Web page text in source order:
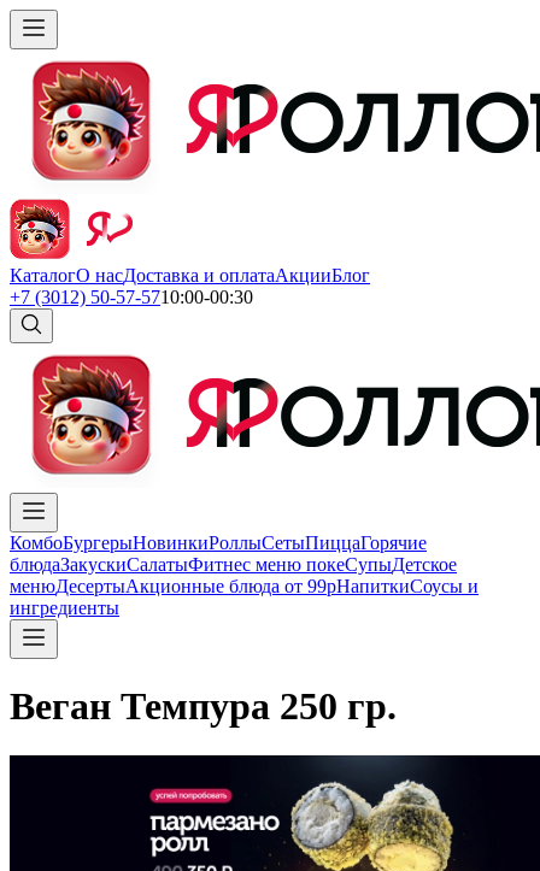
КаталогО насДоставка и оплатаАкцииБлог
+7 (3012) 50-57-5710:00-00:30
КомбоБургерыНовинкиРоллыСетыПиццаГорячие
блюдаЗакускиСалатыФитнес меню покеСупыДетское
менюДесертыАкционные блюда от 99рНапиткиСоусы и
ингредиенты
Веган Темпура 250 гр.